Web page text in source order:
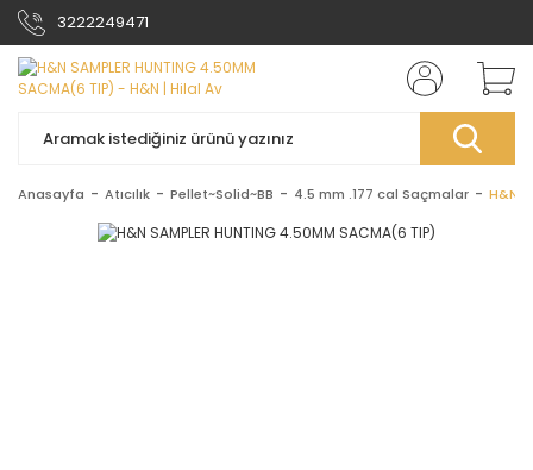
3222249471
Anasayfa Atıcılık Pellet~Solid~BB 4.5 mm .177 cal Saçmalar H&N